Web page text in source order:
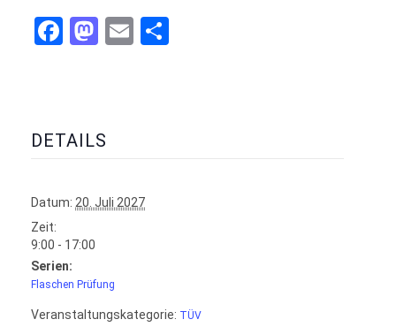
Facebook
Mastodon
Email
DETAILS
Datum: 20. Juli 2027
Zeit:
9:00 - 17:00
Serien:
Flaschen Prüfung
Veranstaltungskategorie: TÜV